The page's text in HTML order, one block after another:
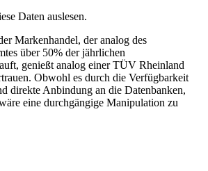
Daten auslesen.
Markenhandel, der analog des
über 50% der jährlichen
genießt analog einer TÜV Rheinland
Obwohl es durch die Verfügbarkeit
direkte Anbindung an die Datenbanken,
eine durchgängige Manipulation zu